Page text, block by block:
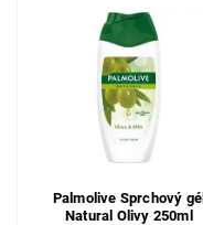
Palmolive Sprchový gél
Natural Olivy 250ml